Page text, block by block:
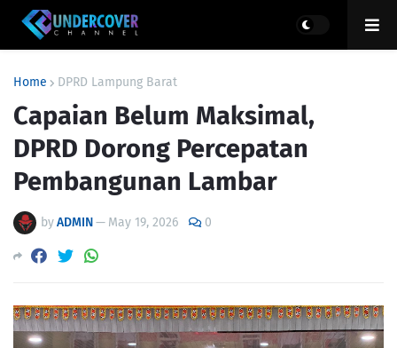
Home DPRD Lampung Barat
Capaian Belum Maksimal,
DPRD Dorong Percepatan
Pembangunan Lambar
byADMIN— May 19, 2026 0